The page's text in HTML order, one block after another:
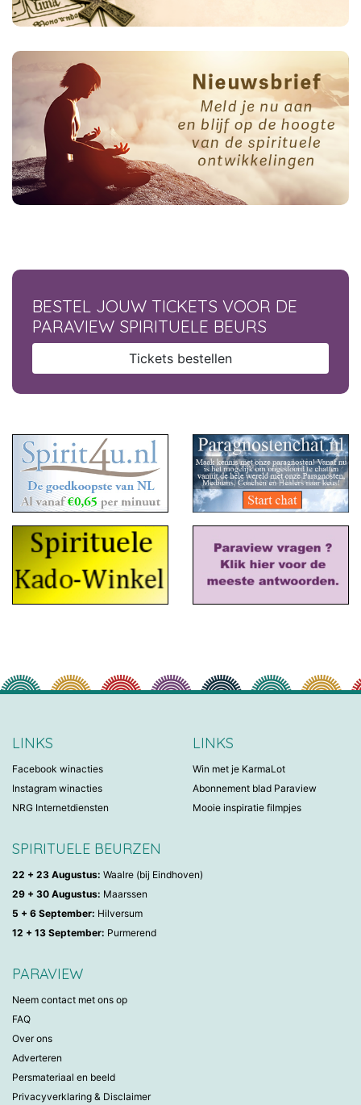
BESTEL JOUW TICKETS VOOR DE
PARAVIEW SPIRITUELE BEURS
Tickets bestellen
LINKS
Facebook winacties
Instagram winacties
NRG Internetdiensten
LINKS
Win met je KarmaLot
Abonnement blad Paraview
Mooie inspiratie filmpjes
SPIRITUELE BEURZEN
22 + 23 Augustus: Waalre (bij Eindhoven)
29 + 30 Augustus: Maarssen
5 + 6 September: Hilversum
12 + 13 September: Purmerend
PARAVIEW
Neem contact met ons op
FAQ
Over ons
Adverteren
Persmateriaal en beeld
Privacyverklaring & Disclaimer